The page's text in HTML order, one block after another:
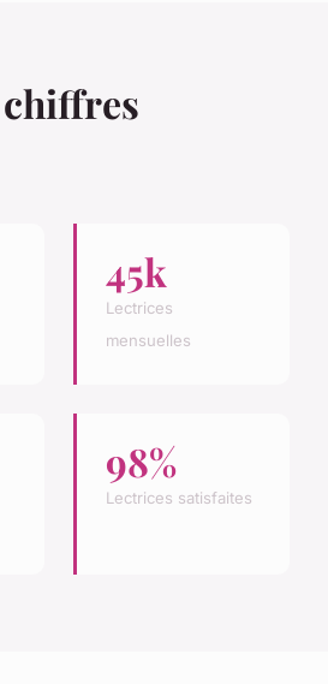
45k
Lectrices
mensuelles
98%
Lectrices satisfaites